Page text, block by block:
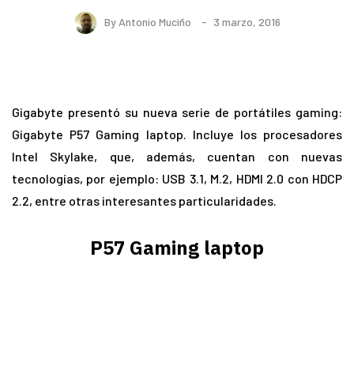
By Antonio Muciño 3 marzo, 2016
Gigabyte presentó su nueva serie de portátiles gaming:
Gigabyte P57 Gaming laptop. Incluye los procesadores
Intel Skylake, que, además, cuentan con nuevas
tecnologías, por ejemplo: USB 3.1, M.2, HDMI 2.0 con HDCP
2.2, entre otras interesantes particularidades.
P57 Gaming laptop